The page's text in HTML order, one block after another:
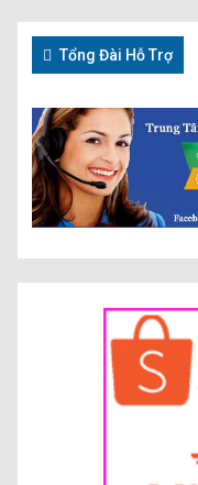
Tổng Đài Hỗ Trợ